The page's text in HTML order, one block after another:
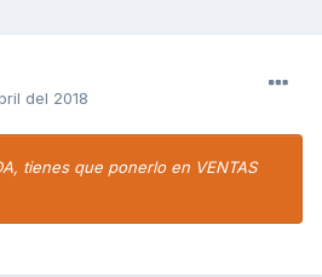
del 2018
tienes que ponerlo en VENTAS